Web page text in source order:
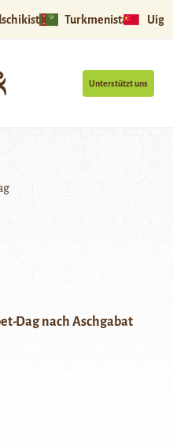
Turkmenistan
Unterstützt uns
Dag nach Aschgabat